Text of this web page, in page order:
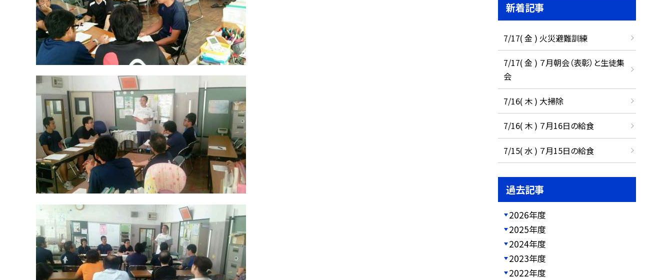
新着記事
7/17( 金 ) 火災避難訓練
7/17( 金 ) ７月朝会（表彰）と生徒集
会
7/16( 木 ) 大掃除
7/16( 木 ) ７月16日の給食
7/15( 水 ) ７月15日の給食
過去記事
2026年度
2025年度
2024年度
2023年度
2022年度